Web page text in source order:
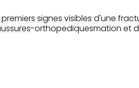
signes visibles d'une
-orthopediquesmation et